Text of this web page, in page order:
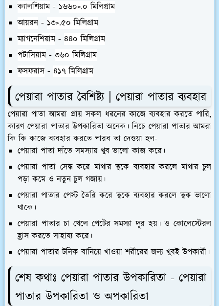
ক্যালশিয়াম - ১৬৬০>.০ মিলিগ্রাম
আয়রন - ১৩>.৫০ মিলিগ্রাম
ম্যাগনেশিয়াম - ৪৪০ মিলিগ্রাম
পটাসিয়াম - ৩৬০ মিলিগ্রাম
ফসফরাস - ৪১৭ মিলিগ্রাম
পেয়ারা পাতার বৈশিষ্ট্য | পেয়ারা পাতার ব্যবহার
পেয়ারা পাতা আমরা প্রায় সকল ধরনের কাজে ব্যবহার করতে পারি,
কারণ পেয়ারা পাতার উপকারিতা অনেক। নিচে পেয়ারা পাতার আমরা
কি কি কাজে ব্যবহার করতে পারব তা দেওয়া হল-
পেয়ারা পাতা দাঁতে সমস্যায় খুব ভালো কাজ করে।
পেয়ারা পাতা সেদ্ধ করে মাথার ত্বকে ব্যবহার করলে মাথার চুল
পড়া কমে ও নতুন চুল গজায়।
পেয়ারা পাতার পেস্ট তৈরি করে ত্বকে ব্যবহার করলে ত্বক ভালো
থাকে।
পেয়ারা পাতার চা খেলে পেটের সমস্যা দূর হয়। ও কোলেস্টেরল
হ্রাস করতে সাহায্য করে।
পেয়ারা পাতার টনিক বানিয়ে খাওয়া শরীরের জন্য খুবই উপকারী।
শেষ কথাঃ পেয়ারা পাতার উপকারিতা - পেয়ারা
পাতার উপকারিতা ও অপকারিতা